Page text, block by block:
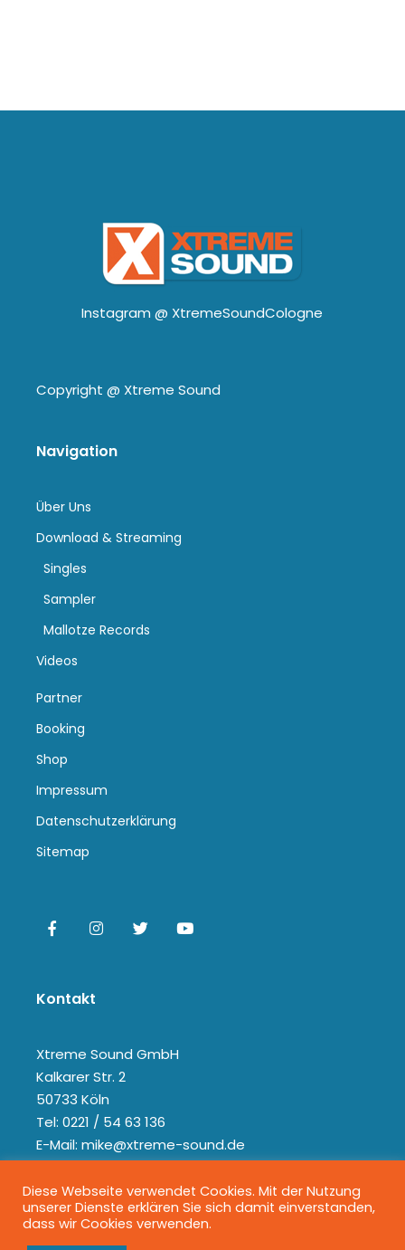
Instagram @ XtremeSoundCologne
Copyright @ Xtreme Sound
Navigation
Über Uns
Download & Streaming
Singles
Sampler
Mallotze Records
Videos
Partner
Booking
Shop
Impressum
Datenschutzerklärung
Sitemap
Kontakt
Xtreme Sound GmbH
Kalkarer Str. 2
50733 Köln
Tel: 0221 / 54 63 136
E-Mail: mike@xtreme-sound.de
Diese Webseite verwendet Cookies. Mit der Nutzung
unserer Dienste erklären Sie sich damit einverstanden,
dass wir Cookies verwenden.